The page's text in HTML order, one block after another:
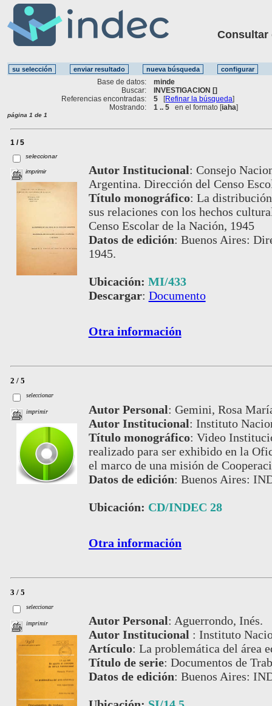
Consultar
Base de datos:
minde
Buscar:
INVESTIGACION []
Referencias encontradas:
5 [Refinar la búsqueda]
Mostrando:
1 .. 5 en el formato [iaha]
página 1 de 1
1 / 5
seleccionar
imprimir Autor Institucional: Consejo
Argentina. Dirección del Censo
Título monográfico: La
sus relaciones con los hechos
Censo Escolar de la Nación, 1945
Datos de edición: Buenos Aires:
1945.
Ubicación: MI/433
Descargar: Documento
Otra información
2 / 5
seleccionar
imprimir Autor Personal: Gemini, Rosa
Autor Institucional: Instituto
Título monográfico: Video
realizado para ser exhibido en la
el marco de una misión de
Datos de edición: Buenos Aires:
Ubicación: CD/INDEC 28
Otra información
3 / 5
seleccionar
imprimir Autor Personal: Aguerrondo, Inés.
Autor Institucional : Instituto
Artículo: La problemática del área
Título de serie: Documentos de
Datos de edición: Buenos Aires: